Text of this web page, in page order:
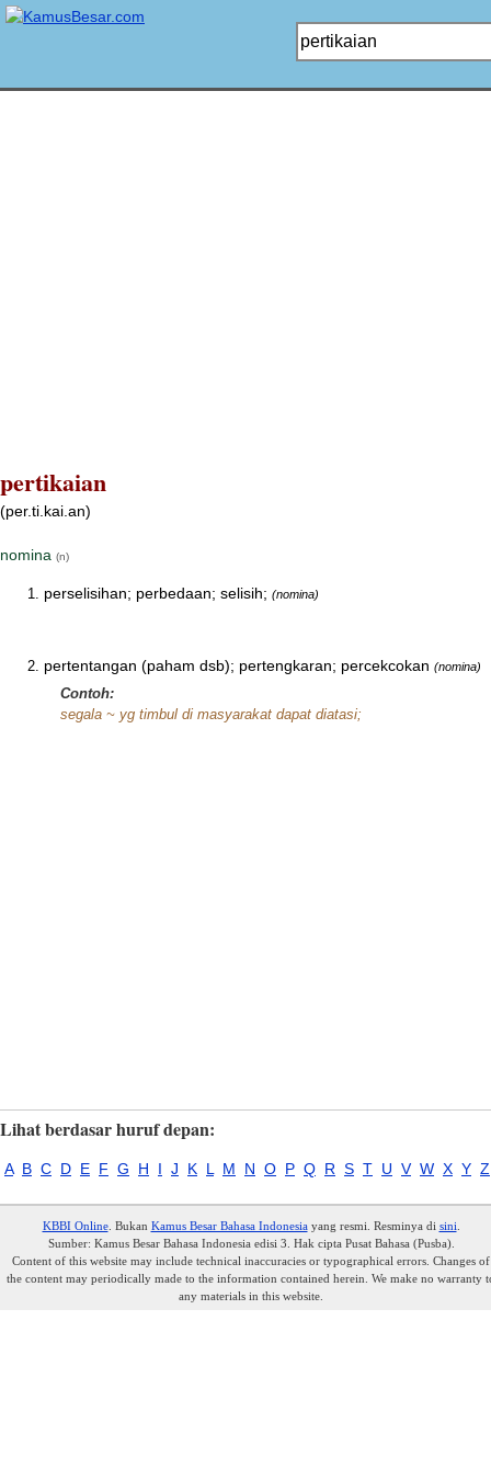
pertikaian
(per.ti.kai.an)
nomina (n)
perselisihan; perbedaan; selisih; (nomina)
pertentangan (paham dsb); pertengkaran; percekcokan (nomina)
Contoh:
segala ~ yg timbul di masyarakat dapat diatasi;
Lihat berdasar huruf depan:
A B C D E F G H I J K L M N O P Q R S T U V W X Y Z
KBBI Online. Bukan Kamus Besar Bahasa Indonesiayang resmi. Resminya di sini
Sumber: Kamus Besar Bahasa Indonesia edisi 3. Hak cipta Pusat Bahasa (Pusba).
Content of this website may include technical inaccuracies or typographical errors. Changes of
the content may periodically made to the information contained herein. We make no warranty
any materials in this website.